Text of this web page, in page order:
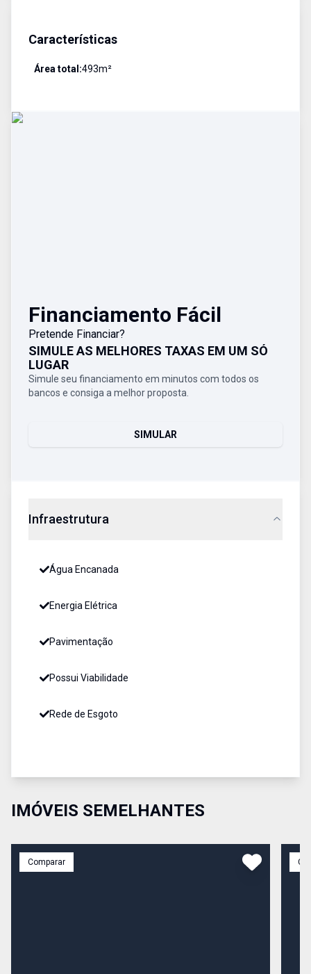
Características
Área total:493m²
Financiamento Fácil
Pretende Financiar?
SIMULE AS MELHORES TAXAS EM UM SÓ
LUGAR
Simule seu financiamento em minutos com todos os
bancos e consiga a melhor proposta.
SIMULAR
Infraestrutura
Água Encanada
Energia Elétrica
Pavimentação
Possui Viabilidade
Rede de Esgoto
IMÓVEIS SEMELHANTES
Comparar